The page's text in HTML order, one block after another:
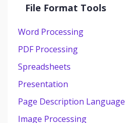
File Format Tools
Word Processing
PDF Processing
Spreadsheets
Presentation
Page Description Language
Image Processing